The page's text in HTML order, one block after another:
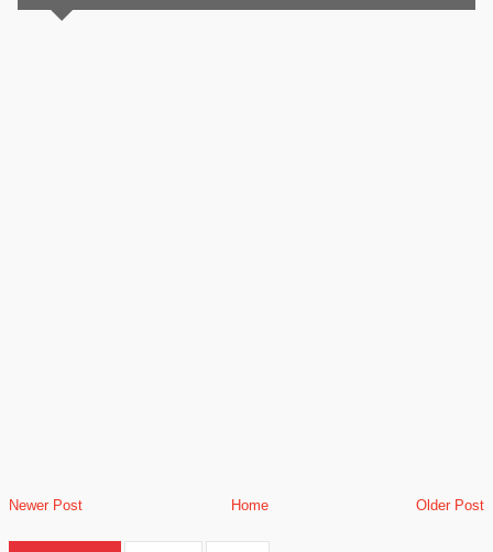
Newer Post Older Post
Home